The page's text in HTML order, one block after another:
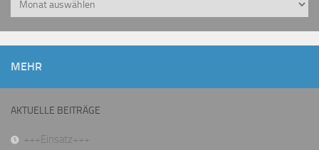
MEHR
AKTUELLE BEITRÄGE
+++Einsatz+++